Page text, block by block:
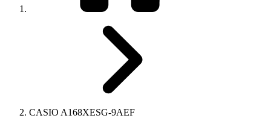
CASIO A168XESG-9AEF